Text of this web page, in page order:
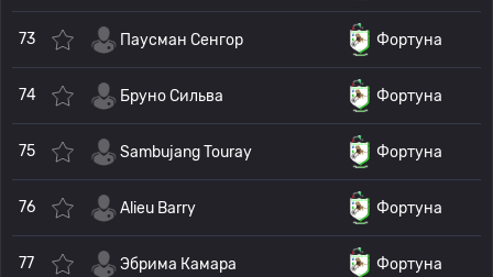
73 Паусман Сенгор Фортуна
74 Бруно Сильва Фортуна
75 Sambujang Touray Фортуна
76 Alieu Barry Фортуна
77 Эбрима Камара Фортуна